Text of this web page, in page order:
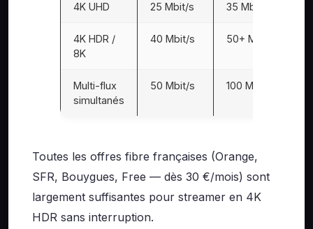
4K UHD 25 Mbit/s 35 Mbit/s
4K HDR /
8K
40 Mbit/s 50+ Mbit/s
Multi-flux
simultanés
50 Mbit/s 100 Mbit/s
Toutes les offres fibre françaises (Orange,
SFR, Bouygues, Free — dès 30 €/mois) sont
largement suffisantes pour streamer en 4K
HDR sans interruption.